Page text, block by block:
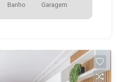
Banho Garagem